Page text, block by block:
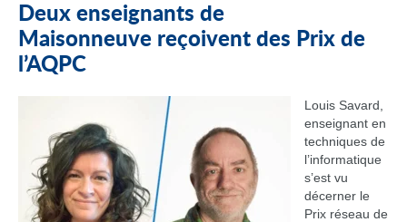
Deux enseignants de
Maisonneuve reçoivent des Prix de
l’AQPC
Louis Savard,
enseignant en
techniques de
l’informatique
s’est vu
décerner le
Prix réseau de